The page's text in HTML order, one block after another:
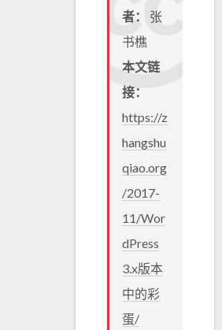
者： 张
书樵
本文链
接：
https://z
hangshu
qiao.org
/2017-
11/Wor
dPress
3.x版本
中的彩
蛋/